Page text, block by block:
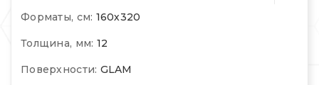
Форматы, см: 160х320
Толщина, мм: 12
Поверхности: GLAM